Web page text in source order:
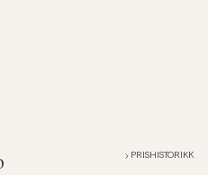
PRISHISTORIKK